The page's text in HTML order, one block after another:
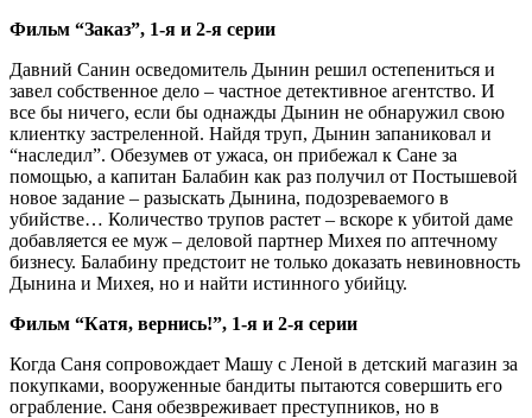
Фильм “Заказ”, 1-я и 2-я серии
Давний Санин осведомитель Дынин решил остепениться и
завел собственное дело – частное детективное агентство. И
все бы ничего, если бы однажды Дынин не обнаружил свою
клиентку застреленной. Найдя труп, Дынин запаниковал и
“наследил”. Обезумев от ужаса, он прибежал к Сане за
помощью, а капитан Балабин как раз получил от Постышевой
новое задание – разыскать Дынина, подозреваемого в
убийстве… Количество трупов растет – вскоре к убитой даме
добавляется ее муж – деловой партнер Михея по аптечному
бизнесу. Балабину предстоит не только доказать невиновность
Дынина и Михея, но и найти истинного убийцу.
Фильм “Катя, вернись!”, 1-я и 2-я серии
Когда Саня сопровождает Машу с Леной в детский магазин за
покупками, вооруженные бандиты пытаются совершить его
ограбление. Саня обезвреживает преступников, но в